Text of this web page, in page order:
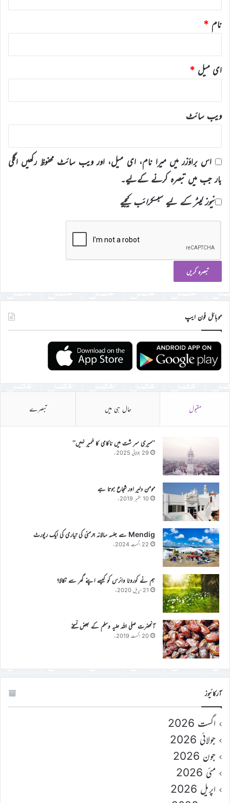
نام *
ای میل *
ویب‌ سائٹ
اس براؤزر میں میرا نام، ای میل، اور ویب سائٹ محفوظ رکھیں اگلی
بار جب میں تبصرہ کرنے کےلیے۔
نیوز لیٹر کے لیے سبسکرائب کیجیے
موبائل فون ایپ
مقبول حال ہی میں تبصرے
’’میری سر شت میں ناکامی کا خمیر نہیں‘‘
29 جولائی 2025ء
مومن دلیر اور شجاع ہوتا ہے
10 ستمبر 2019ء
Mendig سے جلسہ سالانہ جرمنی کی تیاری کی ایک رپورٹ
22 اگست 2024ء
ہم نے کورونا وائرس کو کیسے اپنے گھر سے نکالا؟
21 اپریل 2020ء
آنحضرت صلی اللہ علیہ وسلم کے بعض نسخے
20 اگست 2019ء
آرکائیوز
اگست 2026
جولائی 2026
جون 2026
مئی 2026
اپریل 2026